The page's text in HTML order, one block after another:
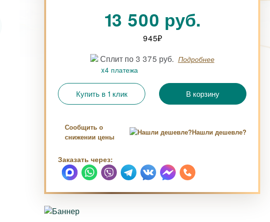
13 500 руб.
945₽
Сплит по 3 375 руб. Подробнее
x4 платежа
Купить в 1 клик
Сообщить о
снижении цены
Нашли дешевле?
Заказать через: